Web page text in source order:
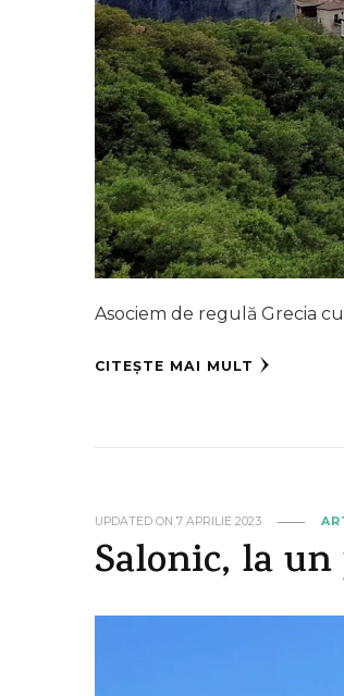
Asociem de regulă Grecia
CITEȘTE MAI MULT
UPDATED ON 7 APRILIE 2023
Salonic, la